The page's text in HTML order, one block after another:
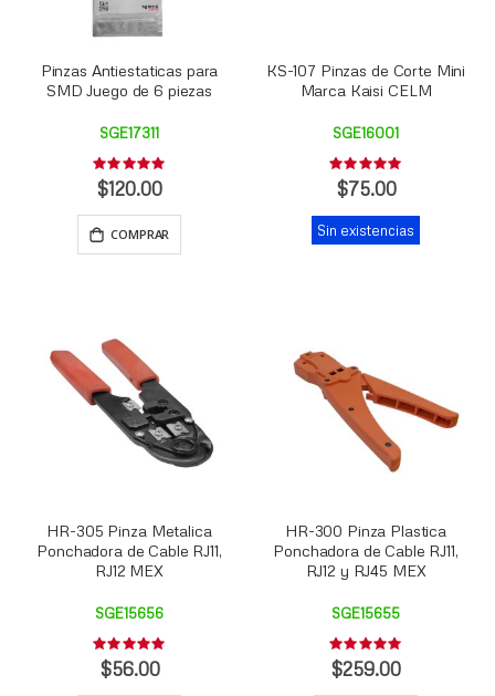
Pinzas Antiestaticas para
SMD Juego de 6 piezas
SGE17311
Rating:
0%
$120.00
COMPRAR
KS-107 Pinzas de Corte Mini
Marca Kaisi CELM
SGE16001
Rating:
0%
$75.00
Sin existencias
HR-305 Pinza Metalica
Ponchadora de Cable RJ11,
RJ12 MEX
SGE15656
Rating:
0%
$56.00
HR-300 Pinza Plastica
Ponchadora de Cable RJ11,
RJ12 y RJ45 MEX
SGE15655
Rating:
0%
$259.00